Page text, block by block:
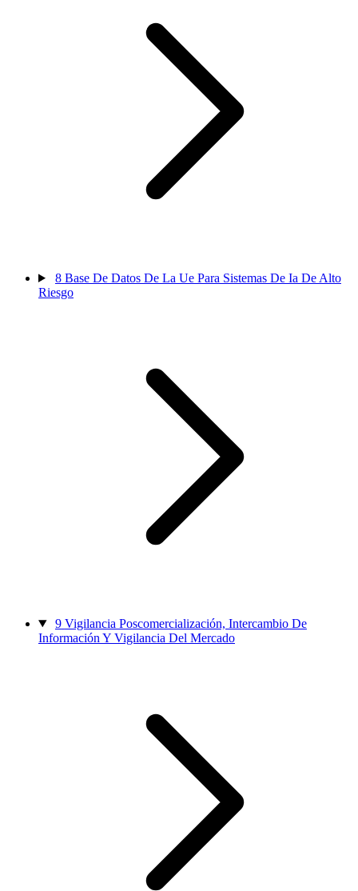
8 Base De Datos De La Ue Para Sistemas De Ia De Alto
Riesgo
9 Vigilancia Poscomercialización, Intercambio De
Información Y Vigilancia Del Mercado